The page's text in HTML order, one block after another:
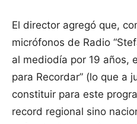
El director agregó que,
micrófonos de Radio
al mediodía por 19 años,
para Recordar” (lo que a
constituir para este
record regional sino